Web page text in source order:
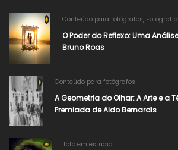
Conteúdo para fotógrafos,
O Poder do Reflexo: Uma
Bruno Roas
Conteúdo para fotógrafos
A Geometria do Olhar: A Arte e a
Premiada de Aldo Bernardis
foto em estúdio